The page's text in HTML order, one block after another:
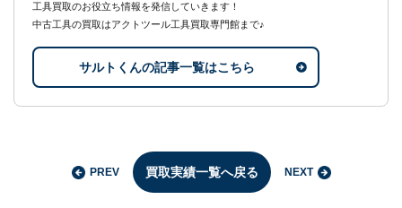
工具買取のお役立ち情報を発信していきます！
中古工具の買取はアクトツール工具買取専門館まで♪
サルトくんの記事一覧はこちら
PREV 買取実績一覧へ戻る NEXT